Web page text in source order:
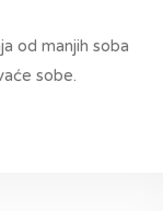
od manjih soba
sobe.